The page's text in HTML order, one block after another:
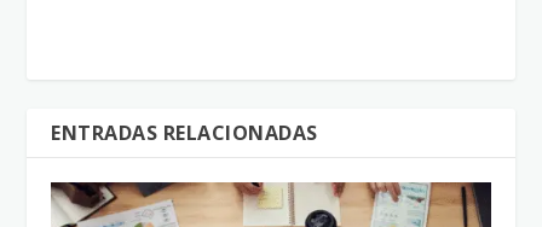
ENTRADAS RELACIONADAS